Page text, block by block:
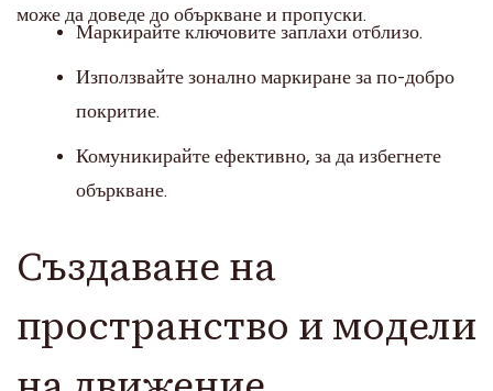
може да доведе до объркване и пропуски.
Маркирайте ключовите заплахи отблизо.
Използвайте зонално маркиране за по-добро
покритие.
Комуникирайте ефективно, за да избегнете
объркване.
Създаване на
пространство и модели